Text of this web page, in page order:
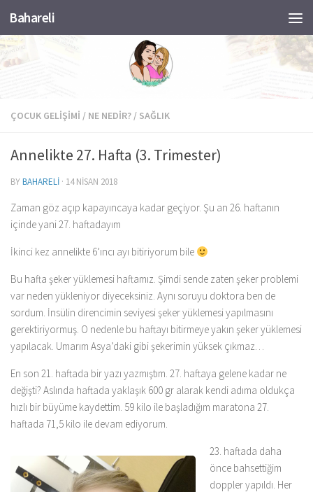
Skip to content
Bahareli
ÇOCUK GELIŞIMI / NE NEDIR? / SAĞLIK
Annelikte 27. Hafta (3. Trimester)
BYBAHARELI · 14 NISAN 2018
Zaman göz açıp kapayıncaya kadar geçiyor. Şu an 26. haftanın
içinde yani 27. haftadayım
İkinci kez annelikte 6’ıncı ayı bitiriyorum bile
Bu hafta şeker yüklemesi haftamız. Şimdi sende zaten şeker problemi
var neden yükleniyor diyeceksiniz. Aynı soruyu doktora ben de
sordum. İnsülin direncimin seviyesi şeker yüklemesi yapılmasını
gerektiriyormuş. O nedenle bu haftayı bitirmeye yakın şeker yüklemesi
yapılacak. Umarım Asya’daki gibi şekerimin yüksek çıkmaz…
En son 21. haftada bir yazı yazmıştım. 27. haftaya gelene kadar ne
değişti? Aslında haftada yaklaşık 600 gr alarak kendi adıma oldukça
hızlı bir büyüme kaydettim. 59 kilo ile başladığım maratona 27.
haftada 71,5 kilo ile devam ediyorum.
23. haftada daha
önce bahsettiğim
doppler yapıldı. Her